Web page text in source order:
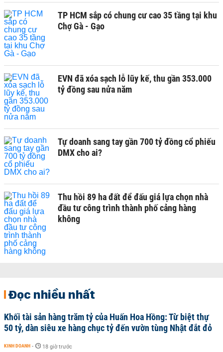
TP HCM sắp có chung cư cao 35 tầng tại khu
Chợ Gà - Gạo
EVN đã xóa sạch lỗ lũy kế, thu gần 353.000
tỷ đồng sau nửa năm
Tự doanh sang tay gần 700 tỷ đồng cổ phiếu
DMX cho ai?
Thu hồi 89 ha đất để đấu giá lựa chọn nhà
đầu tư công trình thành phố cảng hàng
không
Đọc nhiều nhất
Khối tài sản hàng trăm tỷ của Huấn Hoa Hồng: Từ biệt thự
50 tỷ, dàn siêu xe hàng chục tỷ đến vườn tùng Nhật đắt đỏ
KINH DOANH - 18 giờ trước